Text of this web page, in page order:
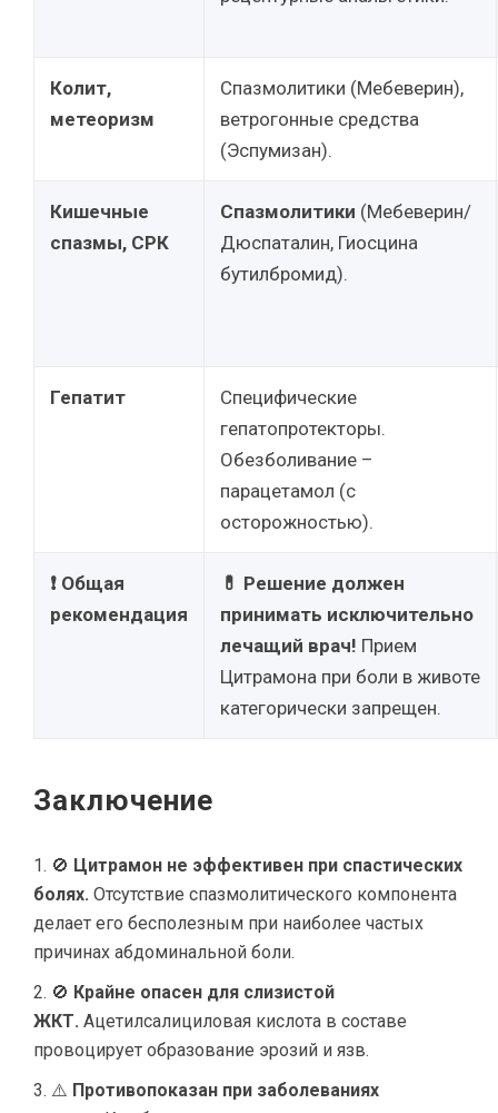
Колит,
метеоризм
Спазмолитики (Мебеверин),
ветрогонные средства
(Эспумизан).
Кишечные
спазмы, СРК
Спазмолитики (Мебеверин/
Дюспаталин, Гиосцина
бутилбромид).
Гепатит
Специфические
гепатопротекторы.
Обезболивание –
парацетамол (с
осторожностью).
❗ Общая
рекомендация
💊 Решение должен
принимать исключительно
лечащий врач! Прием
Цитрамона при боли в животе
категорически запрещен.
Заключение
🚫 Цитрамон не эффективен при спастических
болях. Отсутствие спазмолитического компонента
делает его бесполезным при наиболее частых
причинах абдоминальной боли.
🚫 Крайне опасен для слизистой
ЖКТ. Ацетилсалициловая кислота в составе
провоцирует образование эрозий и язв.
⚠️ Противопоказан при заболеваниях